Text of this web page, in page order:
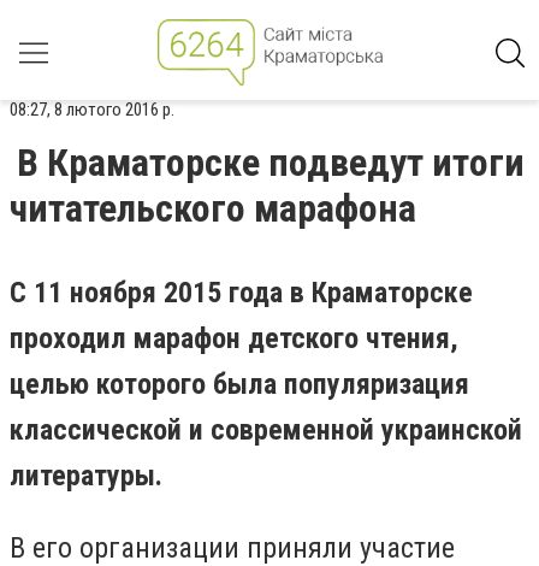
08:27, 8 лютого 2016 р.
В Краматорске подведут итоги
читательского марафона
С 11 ноября 2015 года в Краматорске
проходил марафон детского чтения,
целью которого была популяризация
классической и современной украинской
литературы.
В его организации приняли участие